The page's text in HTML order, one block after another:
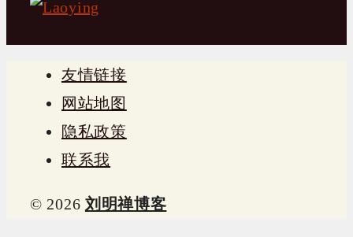
友情链接
网站地图
隐私政策
联系我
© 2026 刘明禅博客